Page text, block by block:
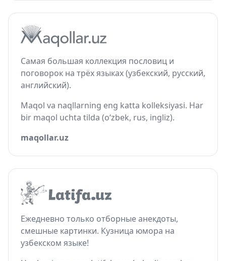
Самая большая коллекция пословиц и
поговорок на трёх языках (узбекский, русский,
английский).
Maqol va naqllarning eng katta kolleksiyasi. Har
bir maqol uchta tilda (o‘zbek, rus, ingliz).
maqollar.uz
Ежедневно только отборные анекдоты,
смешные картинки. Кузница юмора на
узбекском языке!